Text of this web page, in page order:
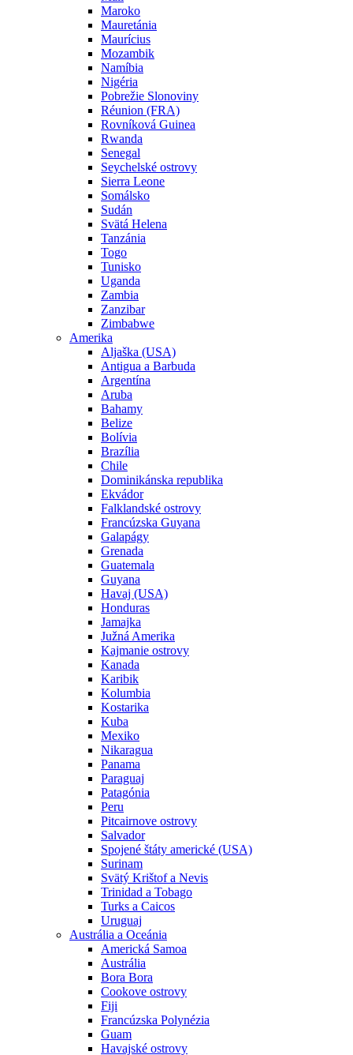
Maroko
Mauretánia
Maurícius
Mozambik
Namíbia
Nigéria
Pobrežie Slonoviny
Réunion (FRA)
Rovníková Guinea
Rwanda
Senegal
Seychelské ostrovy
Sierra Leone
Somálsko
Sudán
Svätá Helena
Tanzánia
Togo
Tunisko
Uganda
Zambia
Zanzibar
Zimbabwe
Amerika
Aljaška (USA)
Antigua a Barbuda
Argentína
Aruba
Bahamy
Belize
Bolívia
Brazília
Chile
Dominikánska republika
Ekvádor
Falklandské ostrovy
Francúzska Guyana
Galapágy
Grenada
Guatemala
Guyana
Havaj (USA)
Honduras
Jamajka
Južná Amerika
Kajmanie ostrovy
Kanada
Karibik
Kolumbia
Kostarika
Kuba
Mexiko
Nikaragua
Panama
Paraguaj
Patagónia
Peru
Pitcairnove ostrovy
Salvador
Spojené štáty americké (USA)
Surinam
Svätý Krištof a Nevis
Trinidad a Tobago
Turks a Caicos
Uruguaj
Austrália a Oceánia
Americká Samoa
Austrália
Bora Bora
Cookove ostrovy
Fiji
Francúzska Polynézia
Guam
Havajské ostrovy